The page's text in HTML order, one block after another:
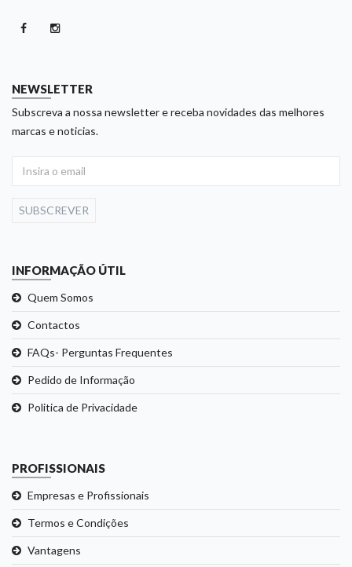
NEWSLETTER
Subscreva a nossa newsletter e receba novidades das melhores
marcas e noticias.
SUBSCREVER
INFORMAÇÃO ÚTIL
Quem Somos
Contactos
FAQs- Perguntas Frequentes
Pedido de Informação
Politica de Privacidade
PROFISSIONAIS
Empresas e Profissionais
Termos e Condições
Vantagens